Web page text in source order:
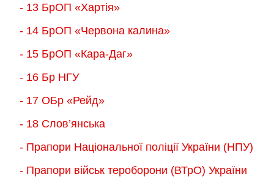
- 13 БрОП «Хартія»
- 14 БрОП «Червона калина»
- 15 БрОП «Кара-Даг»
- 16 Бр НГУ
- 17 ОБр «Рейд»
- 18 Слов’янська
- Прапори Національної поліції України (НПУ)
- Прапори військ тероборони (ВТрО) України